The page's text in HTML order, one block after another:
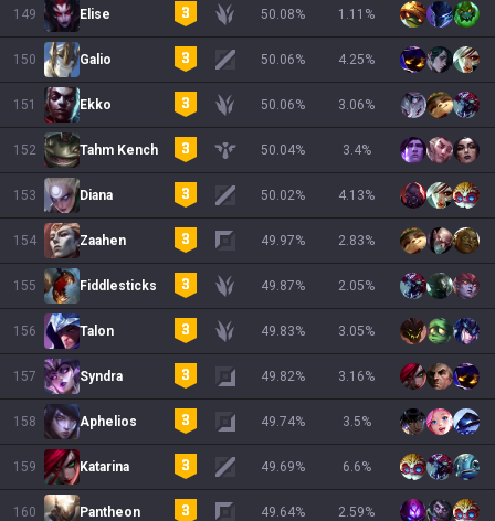
149 Elise 50.08% 1.11 %
150 Galio 50.06% 4.25%
151 Ekko 50.06% 3.06%
152 Tahm Kench 50.04% 3.4%
153 Diana 50.02% 4.13%
154 Zaahen 49.97% 2.83%
155 Fiddlesticks 49.87% 2.05%
156 Talon 49.83% 3.05%
157 Syndra 49.82% 3.16%
158 Aphelios 49.74% 3.5%
159 Katarina 49.69% 6.6%
160 Pantheon 49.64% 2.59%